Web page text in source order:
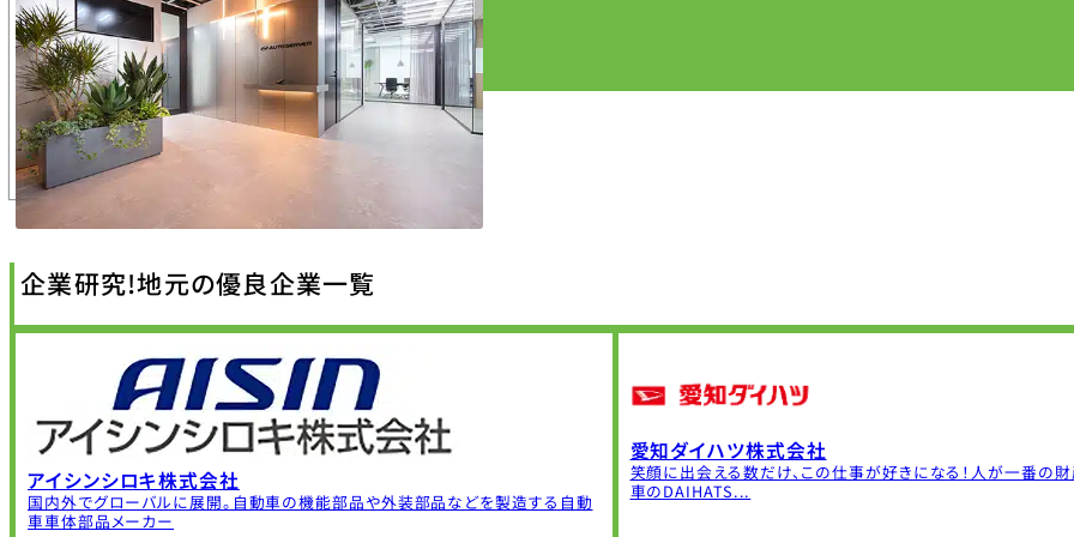
企業研究!地元の優良企業一覧
アイシンシロキ株式会社
国内外でグローバルに展開。自動車の機能部品や外装部品などを製造する自動
車車体部品メーカー
愛知ダイハツ株式会社
笑顔に出会える数だけ、この仕事が好きになる！人が一番の
車のDAIHATS...